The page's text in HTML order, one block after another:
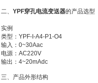
二、 YPF穿孔电流变送器的产品选型
实例
类型：YPF-I-A4-P1-O4
输入：0~30Aac
电源：AC220V
输出：4~20mAdc
三、 产品外形结构